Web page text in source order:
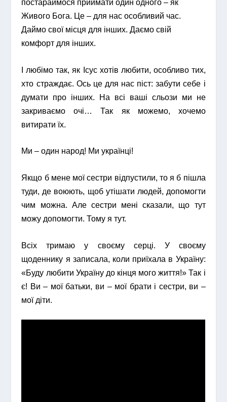
постараймося приймати один одного – як
Живого Бога. Це – для нас особливий час.
Даймо свої місця для інших. Даємо свій
комфорт для інших.
І любімо так, як Ісус хотів любити, особливо тих,
хто страждає. Ось це для нас піст: забути себе і
думати про інших. На всі ваші сльози ми не
закриваємо очі… Так як можемо, хочемо
витирати їх.
Ми – один народ! Ми українці!
Якщо б мене мої сестри відпустили, то я б пішла
туди, де воюють, щоб утішати людей, допомогти
чим можна. Але сестри мені сказали, що тут
можу допомогти. Тому я тут.
Всіх тримаю у своєму серці. У своєму
щоденнику я записала, коли приїхала в Україну:
«Буду любити Україну до кінця мого життя!» Так і
є! Ви – мої батьки, ви – мої брати і сестри, ви –
мої діти.